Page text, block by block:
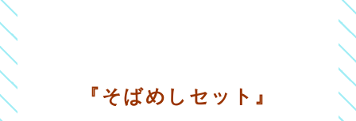
『そばめしセット』